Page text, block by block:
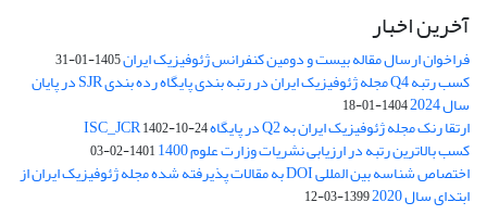
آخرین اخبار
فراخوان ارسال مقاله بیست و دومین کنفرانس ژئوفیزیک ایران1405-01-31
کسب رتبه Q4 مجله ژئوفیزیک ایران در رتبه بندی پایگاه رده بندی SJR در پایان
سال 2024 1404-01-18
ارتقا رنک مجله ژئوفیزیک ایران به Q2 در پایگاه ISC_JCR 1402-10-24
کسب بالاترین رتبه در ارزیابی نشریات وزارت علوم 1400 1401-02-03
اختصاص شناسه بین المللی DOI به مقالات پذیرفته شده مجله ژئوفیزیک ایران از
ابتدای سال 2020 1399-03-12